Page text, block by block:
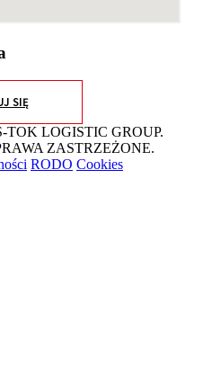
SIĘ
TOK LOGISTIC GROUP.
ZASTRZEŻONE.
RODO Cookies